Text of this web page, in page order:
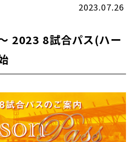
2023.07.26
2023 8試合パス(ハー